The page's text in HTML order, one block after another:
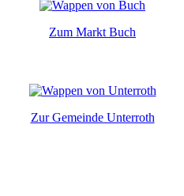
Zum Markt Buch
Zur Gemeinde Unterroth